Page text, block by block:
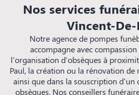
Nos services
Vincent-De-
Notre agence de pompes
accompagne avec
l'organisation d'obsèques à
Paul, la création ou la rénovation
ainsi que dans la souscription d'un
obsèques. Nos conseillers